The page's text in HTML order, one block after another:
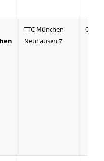
TTC München-
Neuhausen 7
07:07